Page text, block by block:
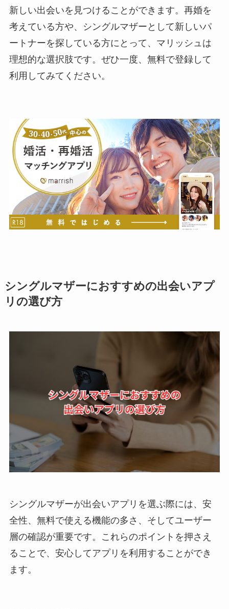
新しい出会いを見つけることができます。再婚を
考えている方や、シングルマザーとして新しいパ
ートナーを探している方にとって、マリッシュは
理想的な選択肢です。ぜひ一度、無料で登録して
利用してみてください。
シングルマザーにおすすめの出会いアプ
リの選び方
シングルマザーが出会いアプリを選ぶ際には、安
全性、無料で使える機能の多さ、そしてユーザー
層の確認が重要です。これらのポイントを押さえ
ることで、安心してアプリを利用することができ
ます。